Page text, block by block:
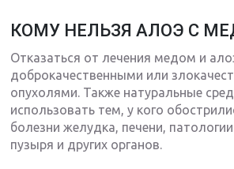
КОМУ НЕЛЬЗЯ АЛОЭ С
Отказаться от лечения медом и
доброкачественными или
опухолями. Также натуральные
использовать тем, у кого
болезни желудка, печени,
пузыря и других органов.